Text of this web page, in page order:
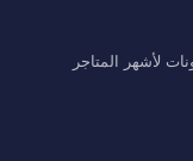
لأشهر المتاجر